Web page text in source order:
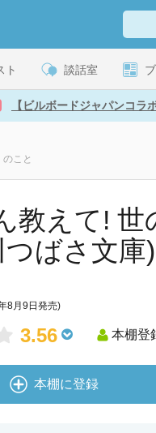
ト 談話室
【ビルボードジャパンコ
こと
教えて! 世
ばさ文庫)
8月9日発売)
3.56 本棚登
本棚に登録